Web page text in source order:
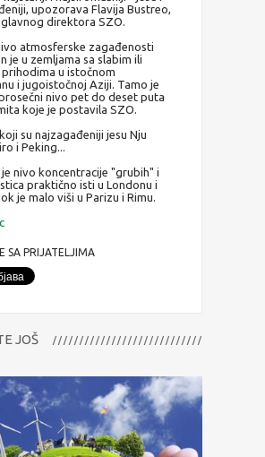
upozorava Flavija Bustreo,
direktora SZO.
atmosferske zagađenosti
je u zemljama sa slabim ili
u istočnom
i jugoistočnoj Aziji. Tamo je
nivo pet do deset puta
koje je postavila SZO.
su najzagađeniji jesu Nju
i Peking...
nivo koncentracije "grubih" i
praktično isti u Londonu i
je malo viši u Parizu i Rimu.
SA PRIJATELJIMA
JOŠ